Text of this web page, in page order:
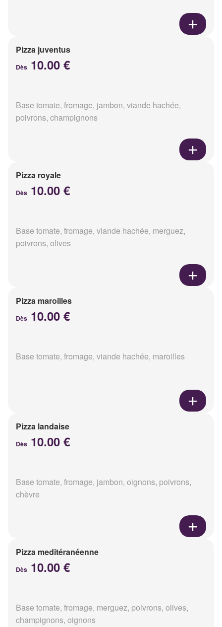
Pizza juventus
Dès 10.00 €
Base tomate, fromage, jambon, viande hachée,
poivrons, champignons
Pizza royale
Dès 10.00 €
Base tomate, fromage, viande hachée, merguez,
poivrons, olives
Pizza maroilles
Dès 10.00 €
Base tomate, fromage, viande hachée, maroilles
Pizza landaise
Dès 10.00 €
Base tomate, fromage, jambon, oignons, poivrons,
chèvre
Pizza meditéranéenne
Dès 10.00 €
Base tomate, fromage, merguez, poivrons, olives,
champignons, oignons